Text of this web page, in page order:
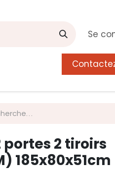
Se
Postes
portes 2 tiroirs
185x80x51cm